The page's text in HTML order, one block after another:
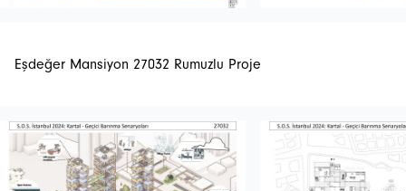
Eşdeğer Mansiyon 27032 Rumuzlu Proje